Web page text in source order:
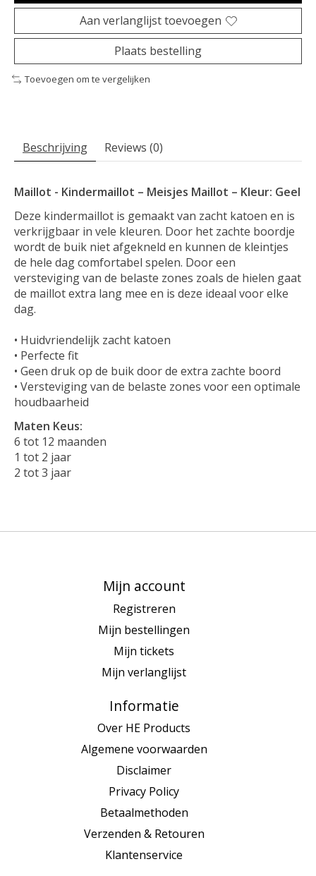
Aan verlanglijst toevoegen
Plaats bestelling
Toevoegen om te vergelijken
Beschrijving Reviews (0)
Maillot - Kindermaillot – Meisjes Maillot – Kleur: Geel
Deze kindermaillot is gemaakt van zacht katoen en is
verkrijgbaar in vele kleuren. Door het zachte boordje
wordt de buik niet afgekneld en kunnen de kleintjes
de hele dag comfortabel spelen. Door een
versteviging van de belaste zones zoals de hielen gaat
de maillot extra lang mee en is deze ideaal voor elke
dag.
• Huidvriendelijk zacht katoen
• Perfecte fit
• Geen druk op de buik door de extra zachte boord
• Versteviging van de belaste zones voor een optimale
houdbaarheid
Maten Keus:
6 tot 12 maanden
1 tot 2 jaar
2 tot 3 jaar
Mijn account
Registreren
Mijn bestellingen
Mijn tickets
Mijn verlanglijst
Informatie
Over HE Products
Algemene voorwaarden
Disclaimer
Privacy Policy
Betaalmethoden
Verzenden & Retouren
Klantenservice